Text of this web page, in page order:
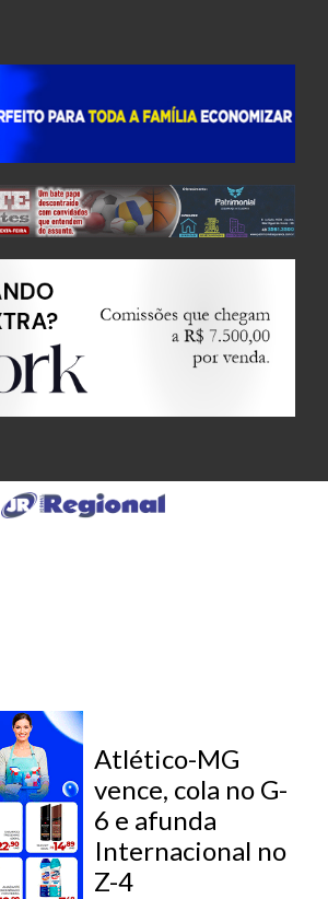
Atlético-MG
vence, cola no G-
6 e afunda
Internacional no
Z-4